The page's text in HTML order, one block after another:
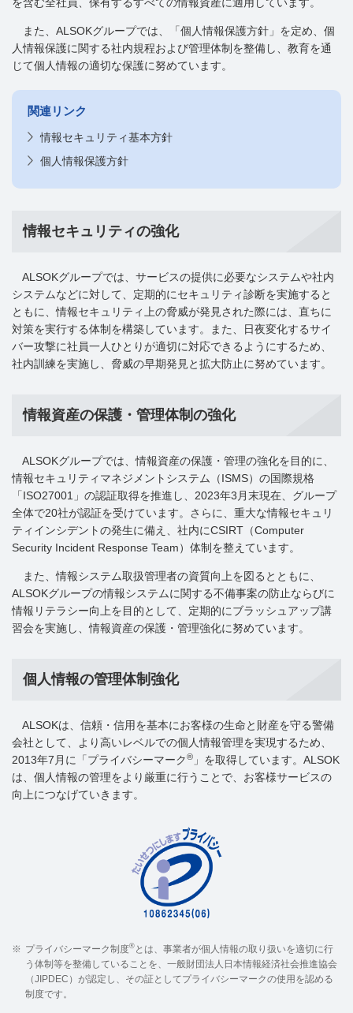
また、ALSOKグループでは、「個人情報保護方針」を定め、個
人情報保護に関する社内規程および管理体制を整備し、教育を通
じて個人情報の適切な保護に努めています。
関連リンク
情報セキュリティ基本方針
個人情報保護方針
情報セキュリティの強化
ALSOKグループでは、サービスの提供に必要なシステムや社内
システムなどに対して、定期的にセキュリティ診断を実施すると
ともに、情報セキュリティ上の脅威が発見された際には、直ちに
対策を実行する体制を構築しています。また、日夜変化するサイ
バー攻撃に社員一人ひとりが適切に対応できるようにするため、
社内訓練を実施し、脅威の早期発見と拡大防止に努めています。
情報資産の保護・管理体制の強化
ALSOKグループでは、情報資産の保護・管理の強化を目的に、
情報セキュリティマネジメントシステム（ISMS）の国際規格
「ISO27001」の認証取得を推進し、2023年3月末現在、グループ
全体で20社が認証を受けています。さらに、重大な情報セキュリ
ティインシデントの発生に備え、社内にCSIRT（Computer
Security Incident Response Team）体制を整えています。
また、情報システム取扱管理者の資質向上を図るとともに、
ALSOKグループの情報システムに関する不備事案の防止ならびに
情報リテラシー向上を目的として、定期的にブラッシュアップ講
習会を実施し、情報資産の保護・管理強化に努めています。
個人情報の管理体制強化
ALSOKは、信頼・信用を基本にお客様の生命と財産を守る警備
会社として、より高いレベルでの個人情報管理を実現するため、
2013年7月に「プライバシーマーク® 」を取得しています。ALSOK
は、個人情報の管理をより厳重に行うことで、お客様サービスの
向上につなげていきます。
※ プライバシーマーク制度®とは、事業者が個人情報の取り扱いを適切に行
う体制等を整備していることを、一般財団法人日本情報経済社会推進協会
（JIPDEC）が認定し、その証としてプライバシーマークの使用を認める
制度です。